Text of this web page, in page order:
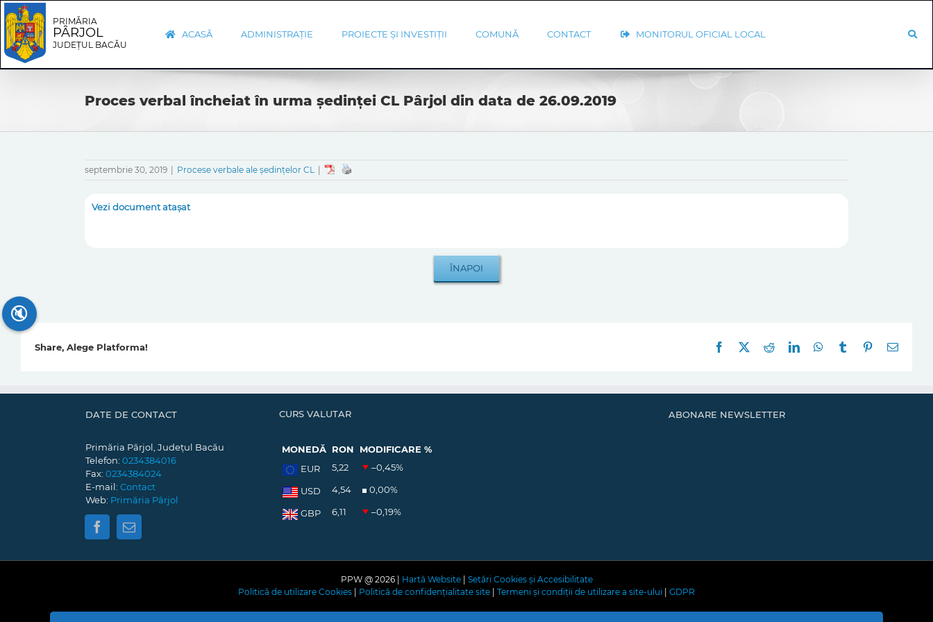
Skip
to
content
Skip
Navigation
PRIMĂRIA
PÂRJOL
JUDEȚUL BACĂU
ACASĂ ADMINISTRAȚIE PROIECTE ȘI INVESTIȚII COMUNĂ CONTACT MONITORUL OFICIAL LOCAL
Proces verbal încheiat în urma ședinței CL Pârjol din data de 26.09.2019
septembrie 30, 2019 Procese verbale ale ședințelor CL
Vezi document atașat
Share, Alege Platforma! Facebook RedditLinkedInWhatsApp
Tumblr Pinterest
E-
DATE DE CONTACT
Primăria Pârjol, Județul Bacău
Telefon: 0234384016
Fax: 0234384024
E-mail: Contact
Web: Primăria Pârjol
CURS VALUTAR
MONEDĂ RON
MODIFICARE %
EUR
5,22 –0,45%
USD 4,54 0,00%
GBP 6,11 –0,19%
ABONARE NEWSLETTER
PPW @ 2026 | Hartă Website| Setări Cookies și Accesibilitate
Politică de utilizare Cookies
Politică de confidențialitate site Termeni și condiții de utilizare a site-ului GDPR
🔇